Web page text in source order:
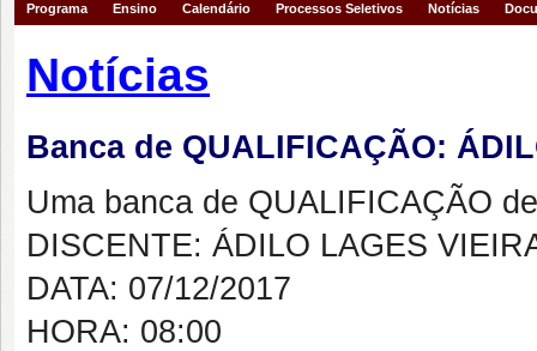
Programa Ensino Calendário Processos Seletivos Notícias
Notícias
Banca de QUALIFICAÇÃO:
Uma banca de QUALIFICAÇÃO
DISCENTE: ÁDILO LAGES
DATA: 07/12/2017
HORA: 08:00